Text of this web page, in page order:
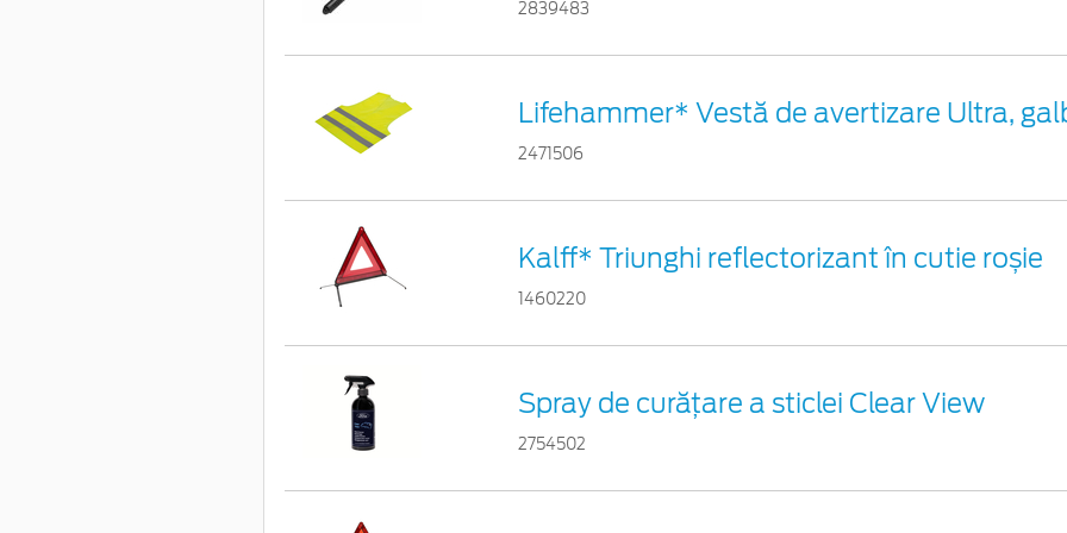
2839483
Lifehammer* Vestă de avertizare Ultra,
2471506
Kalff* Triunghi reflectorizant în cutie roșie
1460220
Spray de curățare a sticlei Clear View
2754502